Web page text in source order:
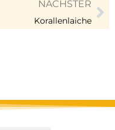
NÄCHSTER
Korallenlaiche